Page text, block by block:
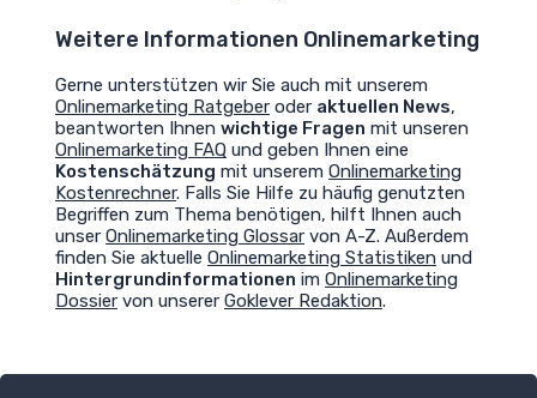
Weitere Informationen Onlinemarketing
Gerne unterstützen wir Sie auch mit unserem
Onlinemarketing Ratgeber oder aktuellen News,
beantworten Ihnen wichtige Fragen mit unseren
Onlinemarketing FAQ und geben Ihnen eine
Kostenschätzung mit unserem Onlinemarketing
Kostenrechner. Falls Sie Hilfe zu häufig genutzten
Begriffen zum Thema benötigen, hilft Ihnen auch
unser Onlinemarketing Glossar von A-Z. Außerdem
finden Sie aktuelle Onlinemarketing Statistiken und
Hintergrundinformationen im Onlinemarketing
Dossier von unserer Goklever Redaktion.